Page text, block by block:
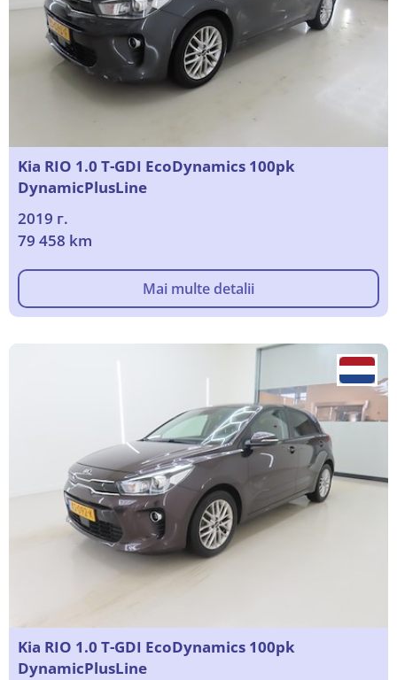
Kia RIO 1.0 T-GDI EcoDynamics 100pk
DynamicPlusLine
2019 г.
79 458 km
Mai multe detalii
Kia RIO 1.0 T-GDI EcoDynamics 100pk
DynamicPlusLine